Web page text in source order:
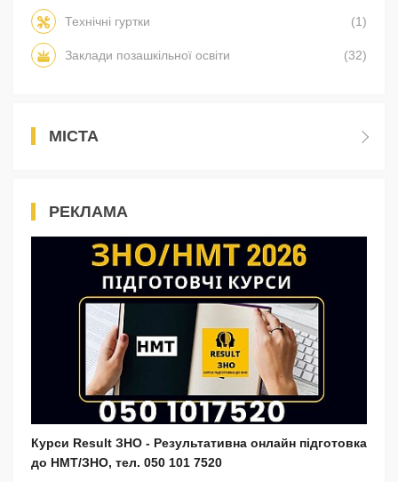
Технічні гуртки (1)
Заклади позашкільної освіти (32)
МІСТА
РЕКЛАМА
Курси Result ЗНО - Результативна онлайн підготовка
до НМТ/ЗНО, тел. 050 101 7520